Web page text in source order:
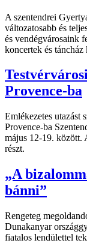
A szentendrei
változatosabb és
és vendégvárosaink
koncertek és
Provence-ba
Emlékezetes utazást
Provence-ba
május 12-19. között.
részt.
„A
bánni”
Rengeteg
Dunakanyar
fiatalos lendülettel